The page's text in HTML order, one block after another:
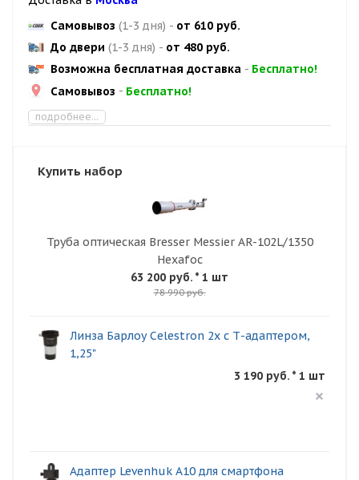
Самовывоз (1-3 дня) - от 610 руб.
До двери (1-3 дня) - от 480 руб.
Возможна бесплатная доставка - Бесплатно!
Самовывоз - Бесплатно!
подробнее...
Купить набор
Труба оптическая Bresser Messier AR-102L/1350
Hexafoc
63 200 руб. * 1 шт
78 990 руб.
Линза Барлоу Celestron 2x с Т-адаптером,
1,25"
3 190 руб. * 1 шт
Адаптер Levenhuk A10 для смартфона